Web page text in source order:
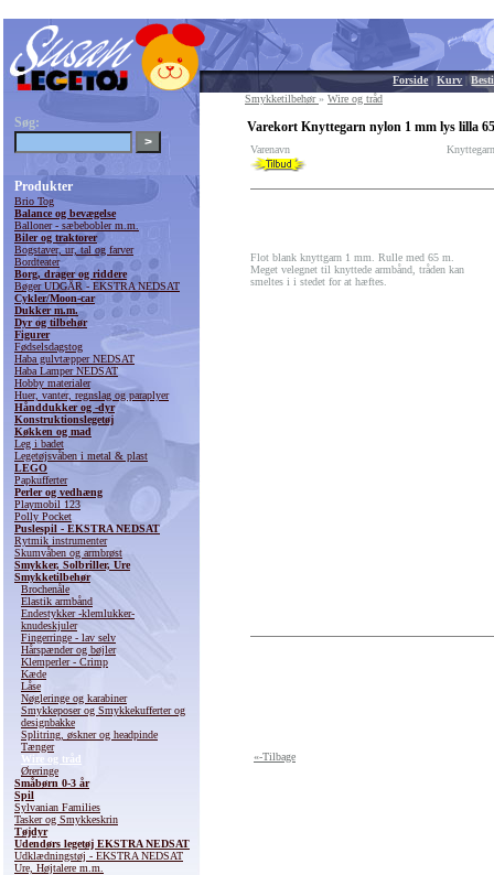
Forside|Kurv |
Søg:
Produkter
Brio Tog
Balance og bevægelse
Balloner - sæbebobler m.m.
Biler og traktorer
Bogstaver, ur, tal og farver
Bordteater
Borg, drager og riddere
Bøger UDGÅR - EKSTRA NEDSAT
Cykler/Moon-car
Dukker m.m.
Dyr og tilbehør
Figurer
Fødselsdagstog
Haba gulvtæpper NEDSAT
Haba Lamper NEDSAT
Hobby materialer
Huer, vanter, regnslag og paraplyer
Hånddukker og -dyr
Konstruktionslegetøj
Køkken og mad
Leg i badet
Legetøjsvåben i metal & plast
LEGO
Papkufferter
Perler og vedhæng
Playmobil 123
Polly Pocket
Puslespil - EKSTRA NEDSAT
Rytmik instrumenter
Skumvåben og armbrøst
Smykker, Solbriller, Ure
Smykketilbehør
Brochenåle
Elastik armbånd
Endestykker -klemlukker-
knudeskjuler
Fingerringe - lav selv
Hårspænder og bøjler
Klemperler - Crimp
Kæde
Låse
Nøgleringe og karabiner
Smykkeposer og Smykkekufferter og
designbakke
Splitring, øskner og headpinde
Tænger
Wire og tråd
Øreringe
Småbørn 0-3 år
Spil
Sylvanian Families
Tasker og Smykkeskrin
Tøjdyr
Udendørs legetøj EKSTRA NEDSAT
Udklædningstøj - EKSTRA NEDSAT
Ure, Højtalere m.m.
Smykketilbehør» Wire og tråd
Varekort Knyttegarn nylon 1 mm lys lilla
Varenavn
Flot blank knyttgarn 1 mm. Rulle med 65 m.
Meget velegnet til knyttede armbånd, tråden kan
smeltes i i stedet for at hæftes.
«-Tilbage